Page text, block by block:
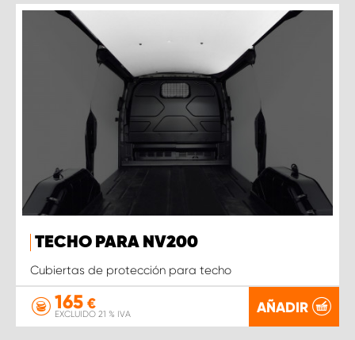
TECHO PARA NV200
Cubiertas de protección para techo
165 €
EXCLUIDO 21 % IVA AÑADIR